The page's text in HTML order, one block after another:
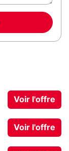
Voir l'offre
Voir l'offre